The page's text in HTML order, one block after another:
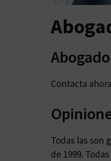
Contacta
Todas las son
de 1999.